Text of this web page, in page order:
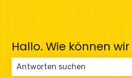
Hallo. Wie können